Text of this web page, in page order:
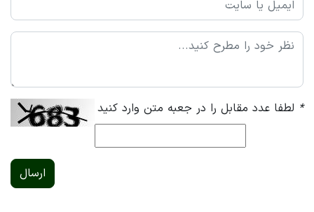
* لطفا عدد مقابل را در جعبه متن وارد کنید
ارسال